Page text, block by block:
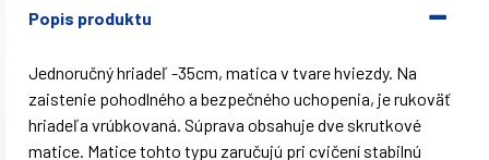
Popis produktu
Jednoručný hriadeľ -35cm, matica v tvare hviezdy. Na
zaistenie pohodlného a bezpečného uchopenia, je rukoväť
hriadeľa vrúbkovaná. Súprava obsahuje dve skrutkové
matice. Matice tohto typu zaručujú pri cvičení stabilnú